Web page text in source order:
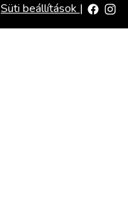
Süti beállítások |